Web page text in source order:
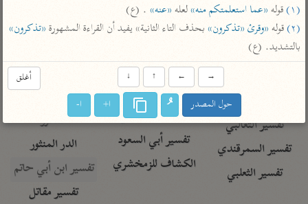
عامّة
تفسير السمعاني
تفسير مكّي
محاسن التأويل
للقاسمي
تفسير الثعالبي
تفسير السمرقندي
تفسير الثعلبي
التحرير والتنوير
المحرر الوجيز لابن
البحر المحيط لأبي
حيان
البسيط للواحدي
تفسير أبي السعود
الكشاف للزمخشري
تفسير ابن أبي زمنين
موسوعة التفسير
المأثور
الدر المنثور
تفسير ابن أبي حاتم
تفسير مقاتل
(١) قوله «عما استعلمتكم منه» لعله «عنه» . (ع)
(٢)
قوله «وقرئ «تذكرون» بحذف التاء الثانية» يفيد أن القراءة المشهورة «تذكرون»
بالتشديد. (ع)
أغلق →
←
↑
↓
حول المصدر ا+ ا-